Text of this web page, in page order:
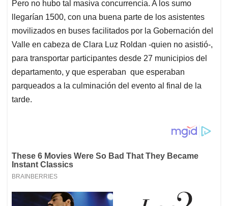
Pero no hubo tal masiva concurrencia. A los sumo
llegarían 1500, con una buena parte de los asistentes
movilizados en buses facilitados por la Gobernación del
Valle en cabeza de Clara Luz Roldan -quien no asistió-,
para transportar participantes desde 27 municipios del
departamento, y que esperaban que esperaban
parqueados a la culminación del evento al final de la
tarde.